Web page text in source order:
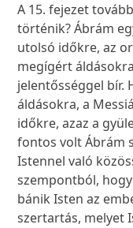
A 15. fejezet
történik? Ábrám
utolsó időkre, az
megígért
jelentősséggel bír.
áldásokra, a
időkre, azaz a
fontos volt Ábrám
Istennel való
szempontból,
bánik Isten az
szertartás, melyet